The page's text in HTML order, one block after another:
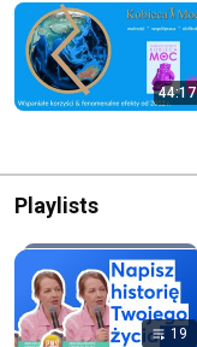
44:17
Playlists
19